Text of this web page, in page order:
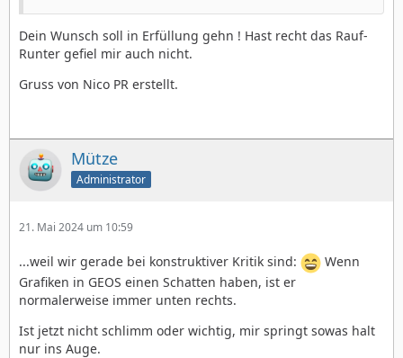
Dein Wunsch soll in Erfüllung gehn ! Hast recht das Rauf-
Runter gefiel mir auch nicht.
Gruss von Nico PR erstellt.
Mütze
Administrator
21. Mai 2024 um 10:59
...weil wir gerade bei konstruktiver Kritik sind:
Wenn
Grafiken in GEOS einen Schatten haben, ist er
normalerweise immer unten rechts.
Ist jetzt nicht schlimm oder wichtig, mir springt sowas halt
nur ins Auge.